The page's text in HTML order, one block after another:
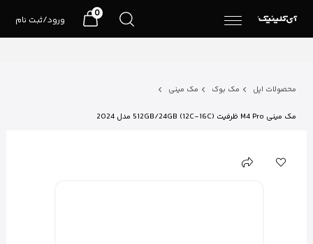
ورود/ثبت نام
0
محصولات اپل مک بوک مک مینی
مک مینی M4 Pro ظرفیت (12C-16C) 512GB/24GB مدل 2024